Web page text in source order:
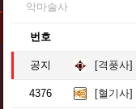
악마술사
번호
공지 [격풍사]
4376 [혈기사]